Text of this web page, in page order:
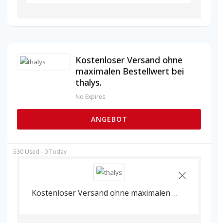
Kostenloser Versand ohne
maximalen Bestellwert bei
thalys.
No Expires
ANGEBOT
530 Used - 0 Today
Kostenloser Versand ohne maximalen Bestellwert bei thalys.